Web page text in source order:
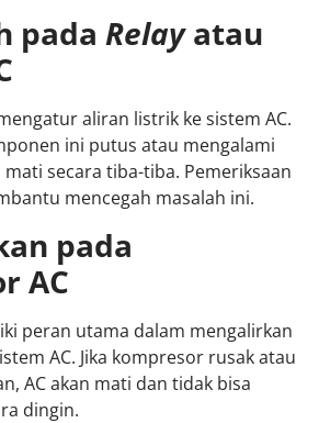
pada Relayatau
aliran listrik ke sistem AC.
ini putus atau mengalami
mati secara tiba-tiba. Pemeriksaan
mencegah masalah ini.
pada
AC
peran utama dalam mengalirkan
AC. Jika kompresor rusak atau
AC akan mati dan tidak bisa
dingin.